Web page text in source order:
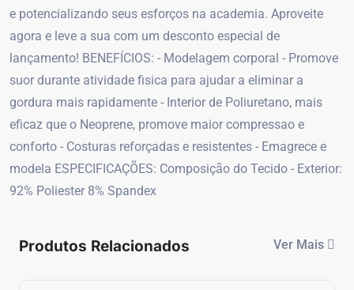
e potencializando seus esforços na academia. Aproveite
agora e leve a sua com um desconto especial de
lançamento! BENEFÍCIOS: - Modelagem corporal - Promove
suor durante atividade fisica para ajudar a eliminar a
gordura mais rapidamente - Interior de Poliuretano, mais
eficaz que o Neoprene, promove maior compressao e
conforto - Costuras reforçadas e resistentes - Emagrece e
modela ESPECIFICAÇÕES: Composição do Tecido - Exterior:
92% Poliester 8% Spandex
Produtos Relacionados Ver Mais